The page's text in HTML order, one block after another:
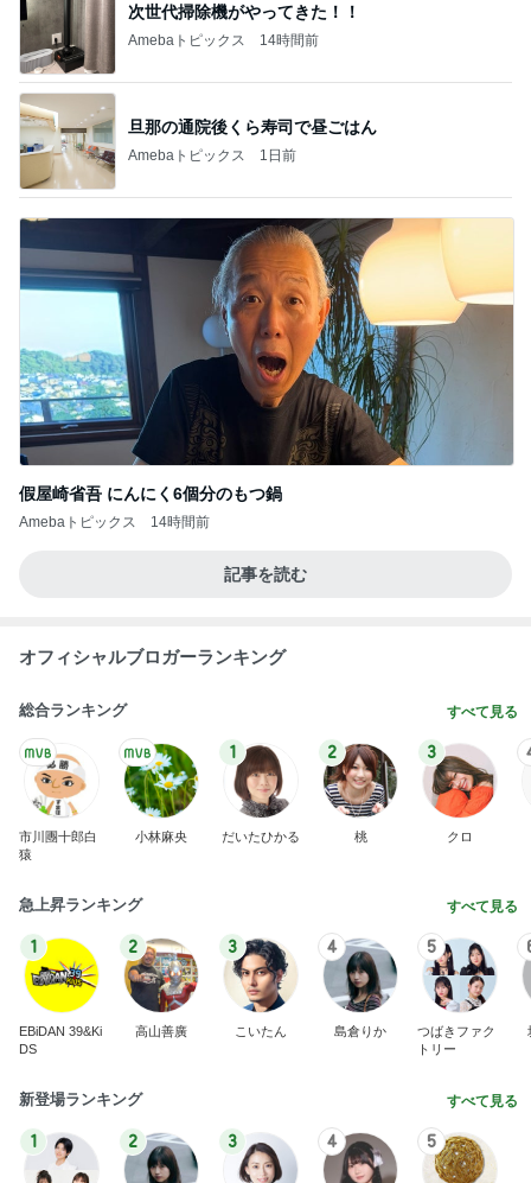
次世代掃除機がやってきた！！
Amebaトピックス 14時間前
旦那の通院後くら寿司で昼ごはん
Amebaトピックス 1日前
假屋崎省吾 にんにく6個分のもつ鍋
Amebaトピックス 14時間前
記事を読む
オフィシャルブロガーランキング
総合ランキング すべて見る
市川團十郎白
猿
小林麻央
1
だいたひかる
2
桃
3
クロ
急上昇ランキング すべて見る
1
EBiDAN 39&Ki
DS
2
高山善廣
3
こいたん
4
島倉りか
5
つばきファク
トリー
新登場ランキング すべて見る
1 2 3 4 5